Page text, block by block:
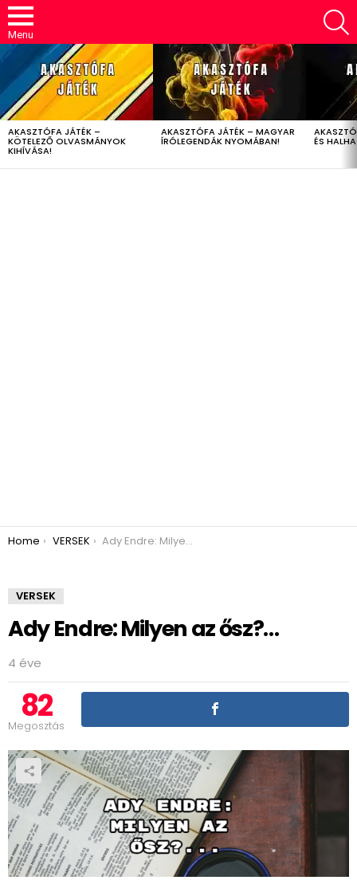
Menu
LATEST
STORIES
AKASZTÓFA JÁTÉK –
KÖTELEZŐ OLVASMÁNYOK
KIHÍVÁSA!
AKASZTÓFA JÁTÉK – MAGYAR
ÍRÓLEGENDÁK NYOMÁBAN! ÉS
You are here:
Home VERSEK Ady Endre: Milyen az ősz?…
VERSEK
Ady Endre: Milyen az ősz?…
4 éve
82
Megosztás